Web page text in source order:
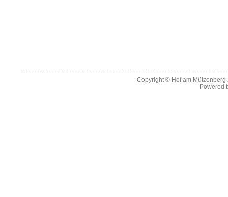
Copyright © Hof am Mützenberg
Powered